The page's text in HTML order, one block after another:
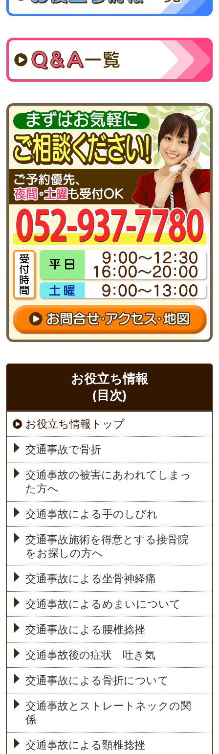
お役立ち情報
(目次)
お役立ち情報トップ
交通事故で骨折
交通事故の被害にあわれてしまっ
た方へ
交通事故による手のしびれ
交通事故施術を得意とする接骨院
をお探しの方へ
交通事故による坐骨神経痛
交通事故によるめまいについて
交通事故による腰椎捻挫
交通事故後の症状 吐き気
交通事故による骨折について
交通事故とストレートネックの関
係
交通事故による頸椎捻挫